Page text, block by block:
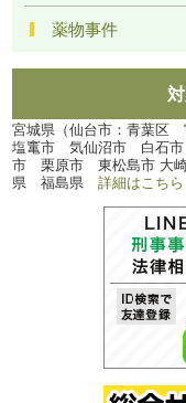
薬物事件
宮城県（仙台市：青葉
塩竃市 気仙沼市 白石
市 栗原市 東松島市 大
県 福島県詳細はこちら